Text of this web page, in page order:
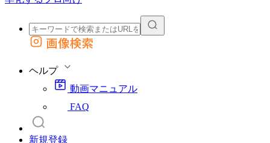
外部サイトの商品をカートに追加
画像検索
ヘルプ
動画マニュアル
FAQ
新規登録